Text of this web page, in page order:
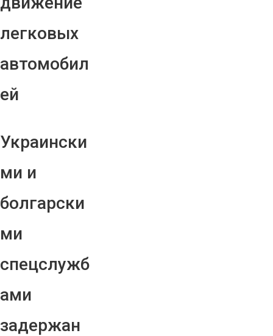
легковых
автомобил
ей
Украински
ми и
болгарски
ми
спецслужб
ами
задержан